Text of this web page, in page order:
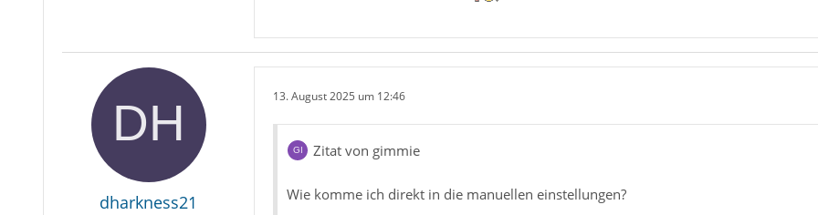
dharkness21
13. August 2025 um 12:46
Zitat von gimmie
Wie komme ich direkt in die manuellen einstellungen?